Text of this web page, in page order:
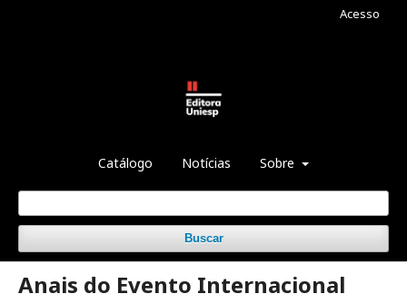
Catálogo Notícias Sobre
Buscar
Acesso
Anais do Evento Internacional